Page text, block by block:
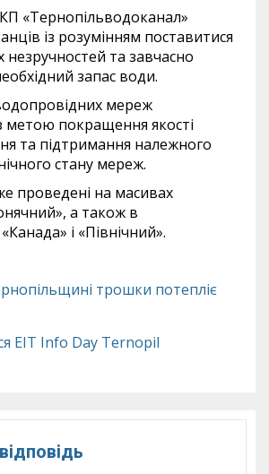
КП «Тернопільводоканал»
із розумінням поставитися
та завчасно
запас води.
мереж
метою покращення якості
та підтримання належного
стану мереж.
проведені на масивах
а також в
і «Північний».
трошки потепліє
EIT Info Day Ternopil